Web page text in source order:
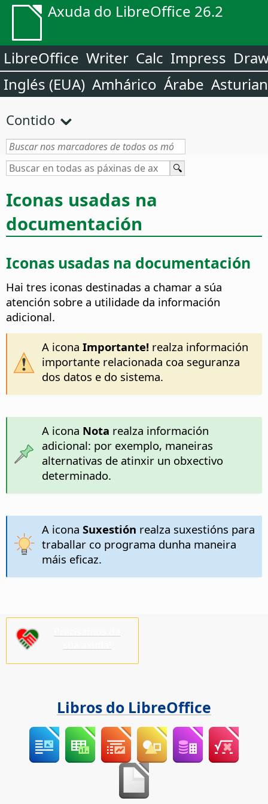
Axuda do LibreOffice 26.2
LibreOffice Writer Calc Impress
Inglés (EUA) Amhárico Árabe
Contido
Iconas usadas na
documentación
Iconas usadas na documentación
Hai tres iconas destinadas a chamar a súa
atención sobre a utilidade da información
adicional.
A icona Importante!realza información
importante relacionada coa seguranza
dos datos e do sistema.
A icona Nota realza información
adicional: por exemplo, maneiras
alternativas de atinxir un obxectivo
determinado.
A icona Suxestión realza suxestións para
traballar co programa dunha maneira
máis eficaz.
Libros do LibreOffice